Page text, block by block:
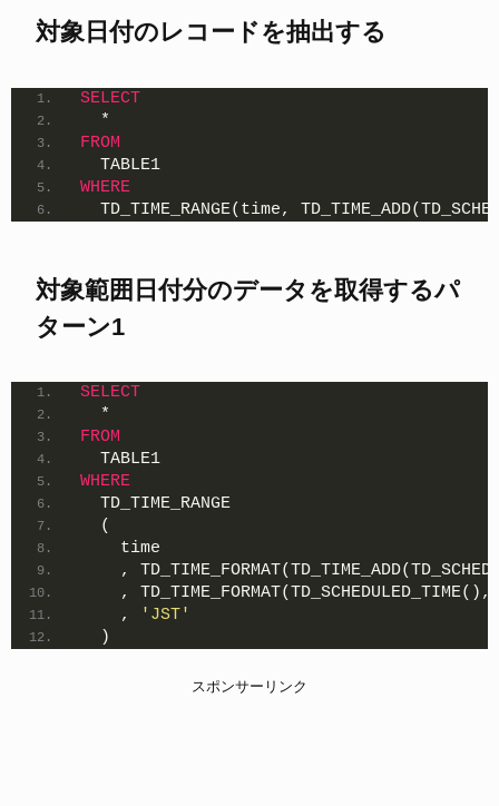
対象日付のレコードを抽出する
SELECT
  *
FROM
  TABLE1
WHERE
TD_TIME_RANGE(time,
対象範囲日付分のデータを取得するパ
ターン1
SELECT
  *
FROM
  TABLE1
WHERE
  TD_TIME_RANGE
  (
    time
,
,
    ,
'JST'
  )
スポンサーリンク